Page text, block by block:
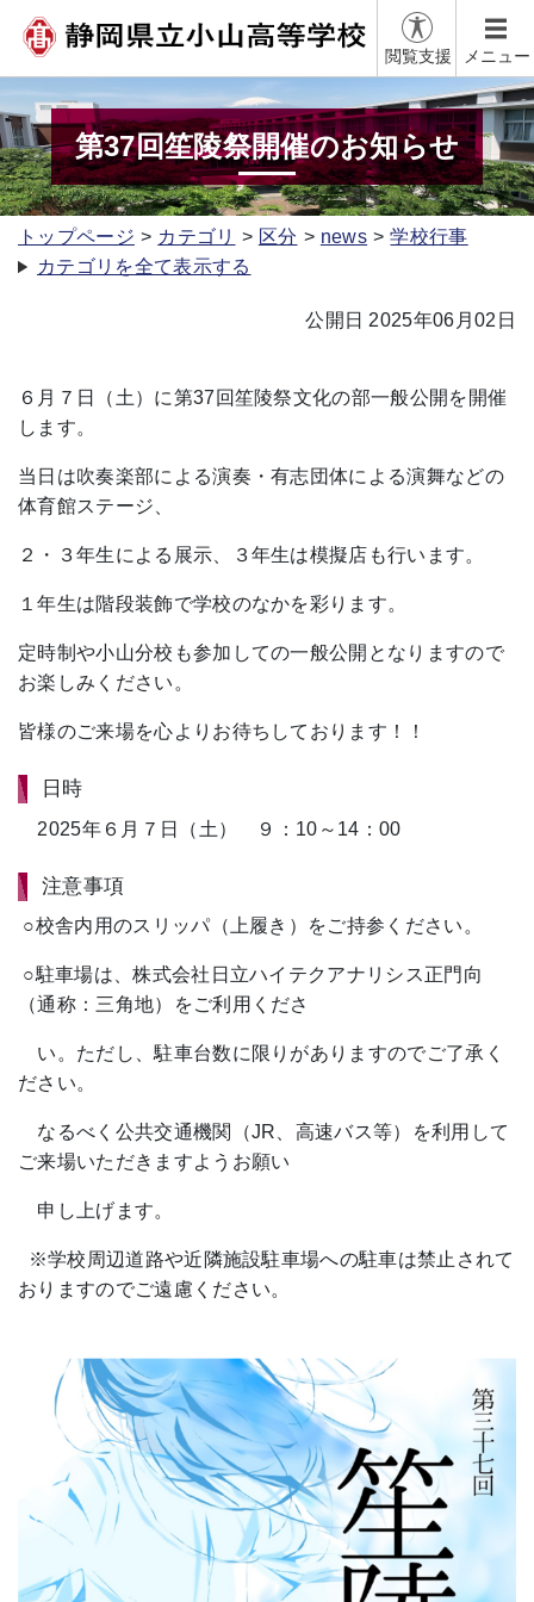
閲覧支援 メニュー
第37回笙陵祭開催のお知らせ
トップページ カテゴリ 区分 news
学校行事
カテゴリを全て表示する
公開日 2025年06月02日
６月７日（土）に第37回笙陵祭文化の部一般公開を開催
します。
当日は吹奏楽部による演奏・有志団体による演舞などの
体育館ステージ、
２・３年生による展示、３年生は模擬店も行います。
１年生は階段装飾で学校のなかを彩ります。
定時制や小山分校も参加しての一般公開となりますので
お楽しみください。
皆様のご来場を心よりお待ちしております！！
日時
2025年６月７日（土） ９：10～14：00
注意事項
○校舎内用のスリッパ（上履き）をご持参ください。
○駐車場は、株式会社日立ハイテクアナリシス正門向
（通称：三角地）をご利用くださ
い。ただし、駐車台数に限りがありますのでご了承く
ださい。
なるべく公共交通機関（JR、高速バス等）を利用して
ご来場いただきますようお願い
申し上げます。
※学校周辺道路や近隣施設駐車場への駐車は禁止されて
おりますのでご遠慮ください。